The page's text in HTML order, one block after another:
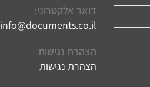
דואר אלקטרוני:
info@documents.co.il
הצהרת נגישות
הצהרת נגישות